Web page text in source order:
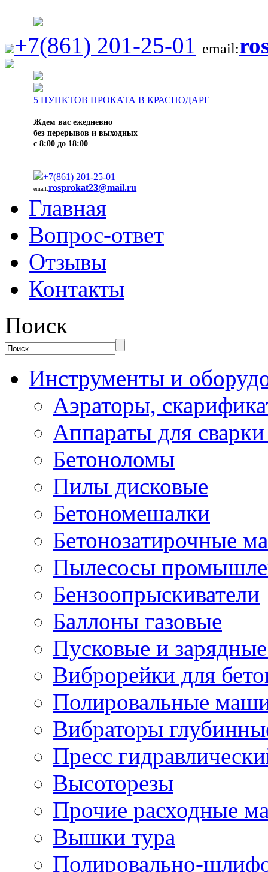
+7(861) 201-25-01 email:
5 ПУНКТОВ ПРОКАТА В КРАСНОДАРЕ
Ждем вас ежедневно
без перерывов и выходных
с 8:00 до 18:00
+7(861) 201-25-01
email:rosprokat23@mail.ru
Главная
Вопрос-ответ
Отзывы
Контакты
Поиск
Инструменты и
Аэраторы,
Аппараты для
Бетоноломы
Пилы дисковые
Бетономешалки
Бетонозатирочные
Пылесосы
Бензоопрыскиватели
Баллоны газовые
Пусковые и
Виброрейки для
Полировальные
Вибраторы
Пресс
Высоторезы
Прочие расходные
Вышки тура
Полировально-